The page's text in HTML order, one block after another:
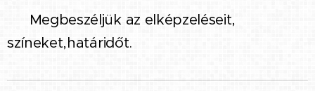
Megbeszéljük az elképzeléseit,
színeket,határidőt.